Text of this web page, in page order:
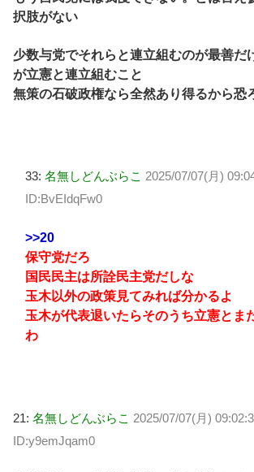
択肢がない
少数与党でそれらと連立組むのが最善だ
が立憲と連立組むこと
無策の石破政権なら全然あり得るから恐
33: 名無しどんぶらこ 2025/07/07(月)
ID:BvEIdqFw0
>>20
保守党だろ
国民民主は所詮民主党だしな
玉木以外の政策見てみれば分かるよ
玉木が代表退いたらそのうち立憲とま
わ
21: 名無しどんぶらこ 2025/07/07(月)
ID:y9emJqam0